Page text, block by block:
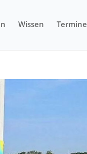
Wissen Termine